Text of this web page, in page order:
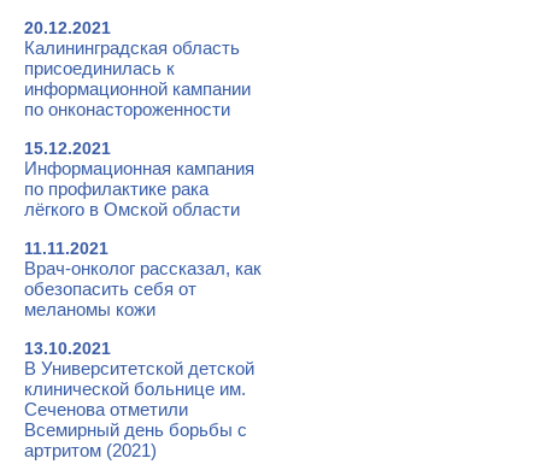
20.12.2021
Калининградская область
присоединилась к
информационной кампании
по онконастороженности
15.12.2021
Информационная кампания
по профилактике рака
лёгкого в Омской области
11.11.2021
Врач-онколог рассказал, как
обезопасить себя от
меланомы кожи
13.10.2021
В Университетской детской
клинической больнице им.
Сеченова отметили
Всемирный день борьбы с
артритом (2021)